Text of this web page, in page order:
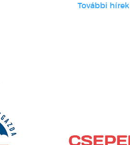
További hírek